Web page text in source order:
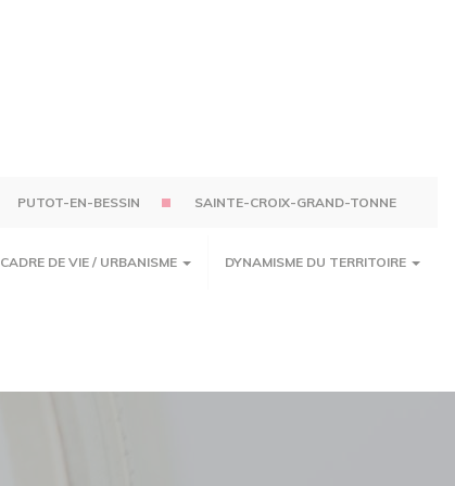
PUTOT-EN-BESSIN SAINTE-CROIX-GRAND-TONNE
CADRE DE VIE / URBANISME DYNAMISME DU TERRITOIRE